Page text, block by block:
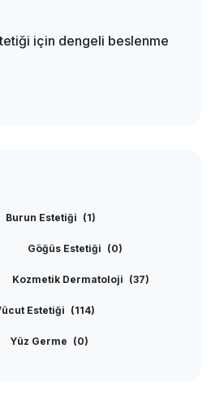
için dengeli beslenme
Burun Estetiği (1)
Göğüs Estetiği (0)
Kozmetik Dermatoloji (37)
Estetiği (114)
Yüz Germe (0)